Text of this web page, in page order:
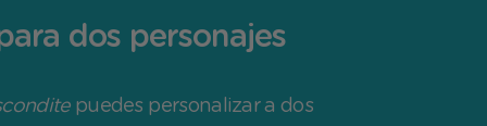
dos personajes
puedes personalizar a dos